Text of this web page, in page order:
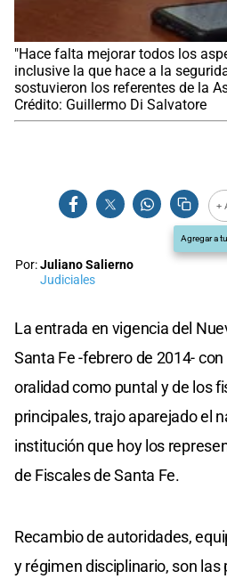
"Hace falta mejorar todos los
inclusive la que hace a la
sostuvieron los referentes de la
Crédito: Guillermo Di Salvatore
+
Agregar a
Por:Juliano Salierno
Judiciales
La entrada en vigencia del
Santa Fe -febrero de 2014-
oralidad como puntal y de los
principales, trajo aparejado el
institución que hoy los
de Fiscales de Santa Fe.
Recambio de autoridades,
y régimen disciplinario, son